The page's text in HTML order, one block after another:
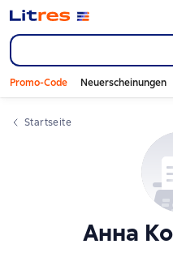
Promo-Code Neuerscheinungen
Startseite
Анна
Слайдер с книгами